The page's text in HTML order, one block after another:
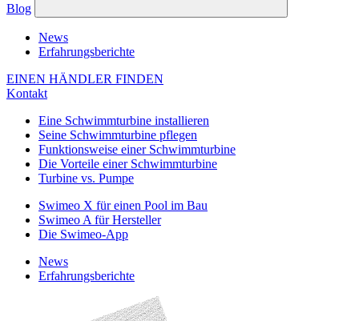
Blog
News
Erfahrungsberichte
EINEN HÄNDLER FINDEN
Kontakt
Eine Schwimmturbine installieren
Seine Schwimmturbine pflegen
Funktionsweise einer Schwimmturbine
Die Vorteile einer Schwimmturbine
Turbine vs. Pumpe
Swimeo X für einen Pool im Bau
Swimeo A für Hersteller
Die Swimeo-App
News
Erfahrungsberichte